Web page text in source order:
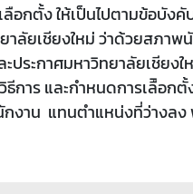
ลือกตั้ง ให้เป็นไปตามข้อบังคั
าลัยเชียงใหม่ ว่าด้วยสภาพ
ะประกาศมหาวิทยาลัยเชียง
การ และกำหนดการเลืิอกตั้
งาน แทนตำแหน่งที่ว่างลง